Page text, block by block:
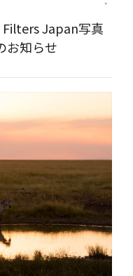
Japan写真
お知らせ